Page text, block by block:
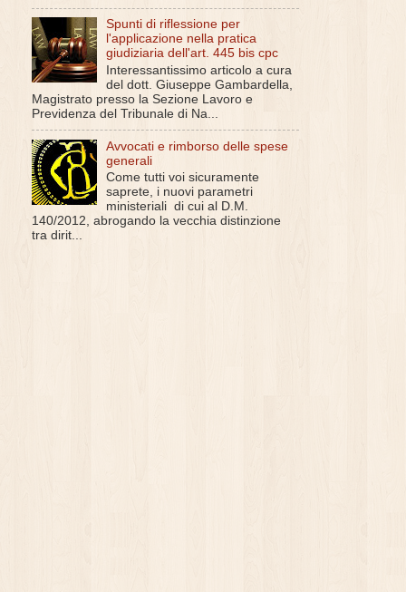
Spunti di riflessione per
l'applicazione nella pratica
giudiziaria dell'art. 445 bis cpc
Interessantissimo articolo a cura
del dott. Giuseppe Gambardella,
Magistrato presso la Sezione Lavoro e
Previdenza del Tribunale di Na...
Avvocati e rimborso delle spese
generali
Come tutti voi sicuramente
saprete, i nuovi parametri
ministeriali di cui al D.M.
140/2012, abrogando la vecchia distinzione
tra dirit...